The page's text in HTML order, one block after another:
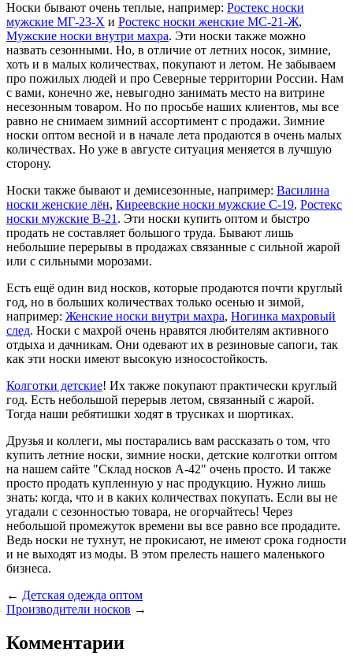
Носки бывают очень теплые, например: Ростекс носки
мужские МГ-23-Х и Ростекс носки женские МС-21-Ж,
Мужские носки внутри махра. Эти носки также можно
назвать сезонными. Но, в отличие от летних носок, зимние,
хоть и в малых количествах, покупают и летом. Не забываем
про пожилых людей и про Северные территории России. Нам
с вами, конечно же, невыгодно занимать место на витрине
несезонным товаром. Но по просьбе наших клиентов, мы все
равно не снимаем зимний ассортимент с продажи. Зимние
носки оптом весной и в начале лета продаются в очень малых
количествах. Но уже в августе ситуация меняется в лучшую
сторону.
Носки также бывают и демисезонные, например: Василина
носки женские лён, Киреевские носки мужские С-19, Ростекс
носки мужские В-21 . Эти носки купить оптом и быстро
продать не составляет большого труда. Бывают лишь
небольшие перерывы в продажах связанные с сильной жарой
или с сильными морозами.
Есть ещё один вид носков, которые продаются почти круглый
год, но в больших количествах только осенью и зимой,
например: Женские носки внутри махра, Ногинка махровый
след. Носки с махрой очень нравятся любителям активного
отдыха и дачникам. Они одевают их в резиновые сапоги, так
как эти носки имеют высокую износостойкость.
Колготки детские! Их также покупают практически круглый
год. Есть небольшой перерыв летом, связанный с жарой.
Тогда наши ребятишки ходят в трусиках и шортиках.
Друзья и коллеги, мы постарались вам рассказать о том, что
купить летние носки, зимние носки, детские колготки оптом
на нашем сайте "Склад носков А-42" очень просто. И также
просто продать купленную у нас продукцию. Нужно лишь
знать: когда, что и в каких количествах покупать. Если вы не
угадали с сезонностью товара, не огорчайтесь! Через
небольшой промежуток времени вы все равно все продадите.
Ведь носки не тухнут, не прокисают, не имеют срока годности
и не выходят из моды. В этом прелесть нашего маленького
бизнеса.
← Детская одежда оптом
Производители носков →
Комментарии